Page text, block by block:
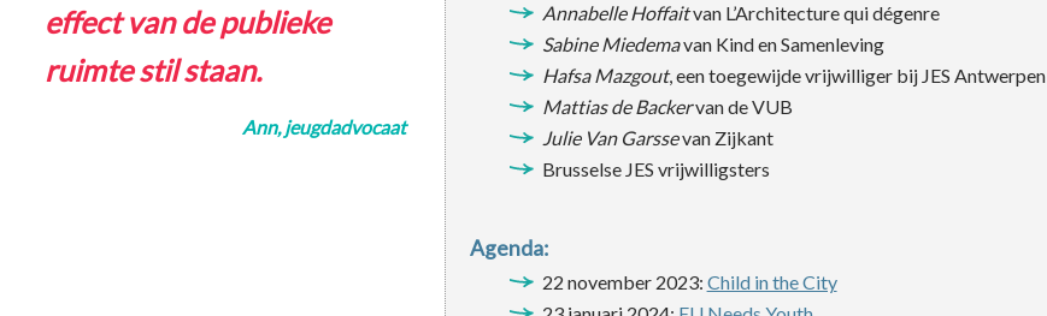
effect van de publieke
ruimte stil staan.
Ann, jeugdadvocaat
Annabelle Hoffaitvan L’Architecture qui dégenre
Sabine Miedemavan Kind en Samenleving
Hafsa Mazgout, een toegewijde vrijwilliger bij JES Antwerpen
Mattias de Backervan de VUB
Julie Van Garssevan Zijkant
Brusselse JES vrijwilligsters
Agenda:
22 november 2023: Child in the City